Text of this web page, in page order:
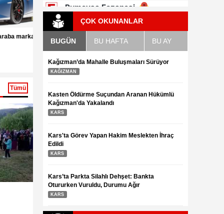
Dünyanın en güzel rengarenk 25 kuşu
3.08.2016
Dünyanın ünlü
Kağızman’da kurtuluş Bayramı Coşkuyla
Halay bu kadar
ÇOK OKUNANLAR
BUGÜN BU HAFTA BU AY
Kağızman’da Mahalle Buluşmaları Sürüyor
KAĞIZMAN
Kasten Öldürme Suçundan Aranan Hükümlü
Kağızman'da Yakalandı
KARS
Kars'ta Görev Yapan Hakim Meslekten İhraç
Edildi
KARS
Kars’ta Parkta Silahlı Dehşet: Bankta
Otururken Vuruldu, Durumu Ağır
KARS